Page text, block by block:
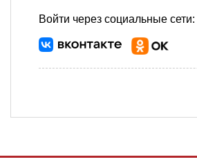
Войти через социальные сети: